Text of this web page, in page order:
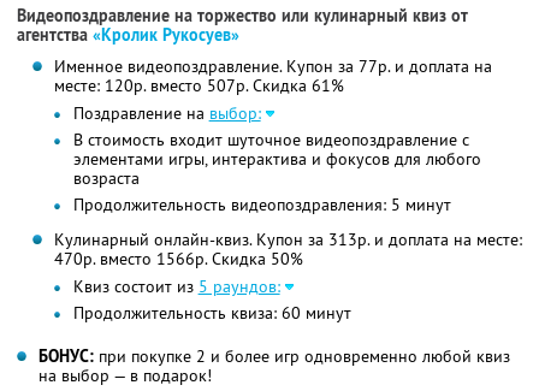
Видеопоздравление на торжество или кулинарный квиз от
агентства «Кролик Рукосуев»
Именное видеопоздравление. Купон за 77р. и доплата на
месте: 120р. вместо 507р.Скидка 61%
Поздравление на выбор:
В стоимость входит шуточное видеопоздравление с
элементами игры, интерактива и фокусов для любого
возраста
Продолжительность видеопоздравления: 5 минут
Кулинарный онлайн-квиз. Купон за 313р. и доплата на месте:
470р. вместо 1566р.Скидка 50%
Квиз состоит из 5 раундов:
Продолжительность квиза: 60 минут
БОНУС: при покупке 2 и более игр одновременно любой квиз
на выбор — в подарок!